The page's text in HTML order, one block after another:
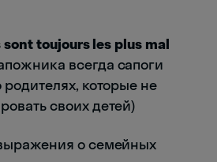
toujours les plus mal
всегда сапоги
родителях, которые не
своих детей)
о семейных